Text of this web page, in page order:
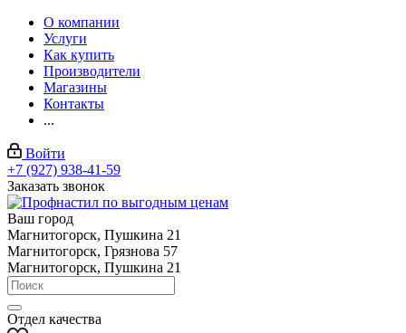
О компании
Услуги
Как купить
Производители
Магазины
Контакты
...
Войти
+7 (927) 938-41-59
Заказать звонок
Ваш город
Магнитогорск, Пушкина 21
Магнитогорск, Грязнова 57
Магнитогорск, Пушкина 21
Отдел качества